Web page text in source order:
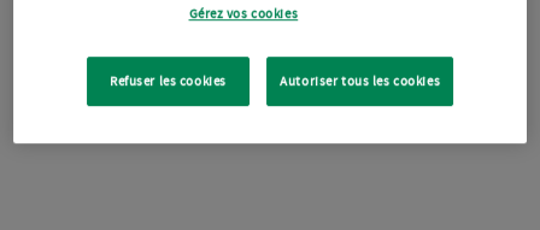
Gérez vos cookies
Refuser les cookies Autoriser tous les cookies